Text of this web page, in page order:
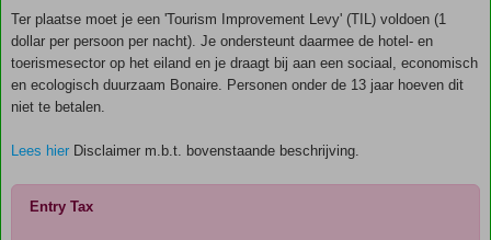
Ter plaatse moet je een 'Tourism Improvement Levy' (TIL) voldoen (1
dollar per persoon per nacht). Je ondersteunt daarmee de hotel- en
toerismesector op het eiland en je draagt bij aan een sociaal, economisch
en ecologisch duurzaam Bonaire. Personen onder de 13 jaar hoeven dit
niet te betalen.
Lees hier Disclaimer m.b.t. bovenstaande beschrijving.
Entry Tax